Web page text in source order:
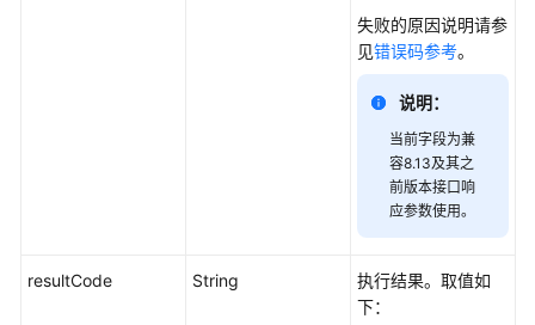
失败的原因说明请参
见错误码参考。
说明：
当前字段为兼
容8.13及其之
前版本接口响
应参数使用。
resultCode String
执行结果。取值如
下：